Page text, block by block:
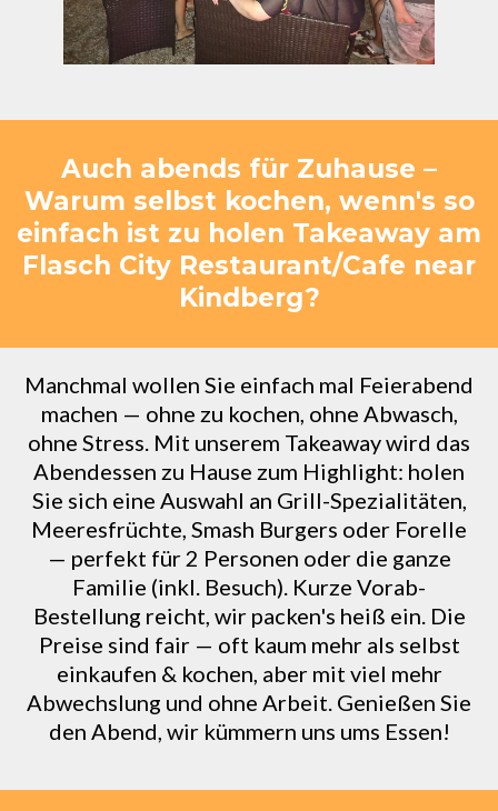
Auch abends für Zuhause –
Warum selbst kochen, wenn's so
einfach ist zu holen Takeaway am
Flasch City Restaurant/Cafe near
Kindberg?
Manchmal wollen Sie einfach mal Feierabend
machen — ohne zu kochen, ohne Abwasch,
ohne Stress. Mit unserem Takeaway wird das
Abendessen zu Hause zum Highlight: holen
Sie sich eine Auswahl an Grill-Spezialitäten,
Meeresfrüchte, Smash Burgers oder Forelle
— perfekt für 2 Personen oder die ganze
Familie (inkl. Besuch). Kurze Vorab-
Bestellung reicht, wir packen's heiß ein. Die
Preise sind fair — oft kaum mehr als selbst
einkaufen & kochen, aber mit viel mehr
Abwechslung und ohne Arbeit. Genießen Sie
den Abend, wir kümmern uns ums Essen!